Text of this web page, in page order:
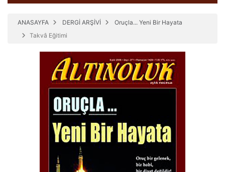
ANASAYFA DERGİ ARŞİVİ
Oruçla... Yeni Bir Hayata
Takvâ Eğitimi